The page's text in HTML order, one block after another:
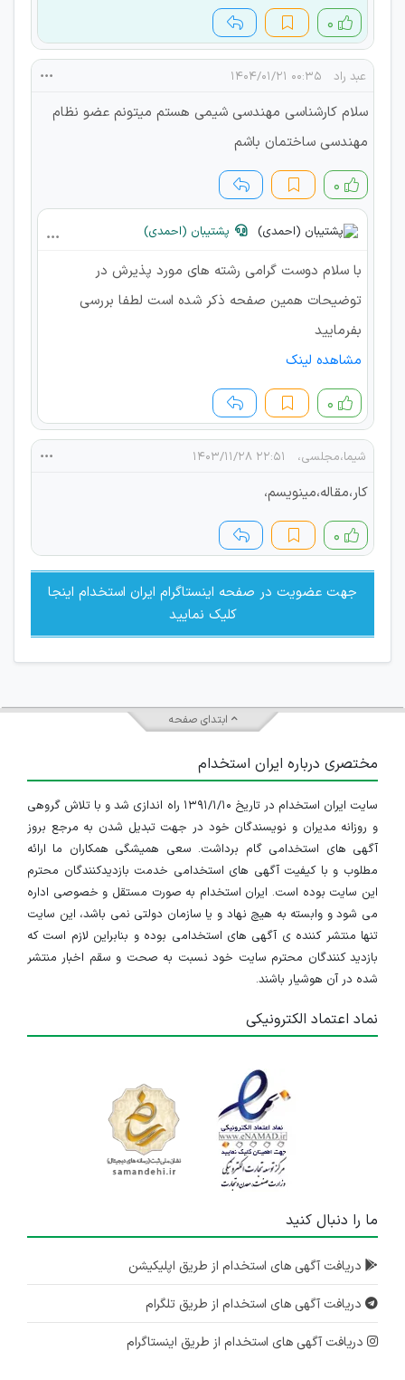
۰
عبد راد ۰۰:۳۵ ۱۴۰۴/۰۱/۲۱
سلام کارشناسی مهندسی شیمی هستم میتونم عضو نظام
مهندسی ساختمان باشم
۰
پشتیبان (احمدی)
با سلام دوست گرامی رشته های مورد پذیرش در
توضیحات همین صفحه ذکر شده است لطفا بررسی
بفرمایید
مشاهده لینک
۰
شیما،مجلسی، ۲۲:۵۱ ۱۴۰۳/۱۱/۲۸
کار،مقاله،مینویسم،
۰
جهت عضویت در صفحه اینستاگرام ایران استخدام اینجا
کلیک نمایید
ابتدای صفحه
مختصری درباره ایران استخدام
سایت ایران استخدام در تاریخ ۱۳۹۱/۱/۱۰ راه اندازی شد و با تلاش گروهی
و روزانه مدیران و نویسندگان خود در جهت تبدیل شدن به مرجع بروز
آگهی های استخدامی گام برداشت. سعی همیشگی همکاران ما ارائه
مطلوب و با کیفیت آگهی های استخدامی خدمت بازدیدکنندگان محترم
این سایت بوده است. ایران استخدام به صورت مستقل و خصوصی اداره
می شود و وابسته به هیچ نهاد و یا سازمان دولتی نمی باشد، این سایت
تنها منتشر کننده ی آگهی های استخدامی بوده و بنابراین لازم است که
بازدید کنندگان محترم سایت خود نسبت به صحت و سقم اخبار منتشر
شده در آن هوشیار باشند.
نماد اعتماد الکترونیکی
ما را دنبال کنید
دریافت آگهی های استخدام از طریق اپلیکیشن
دریافت آگهی های استخدام از طریق تلگرام
دریافت آگهی های استخدام از طریق اینستاگرام